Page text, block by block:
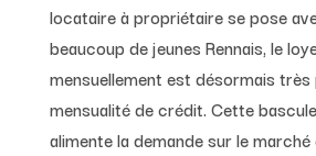
locataire à propriétaire se pose
beaucoup de jeunes Rennais, le
mensuellement est désormais très
mensualité de crédit. Cette
alimente la demande sur le marché